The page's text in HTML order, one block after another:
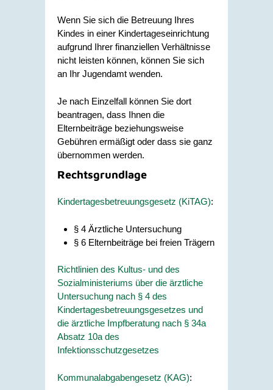
Wenn Sie sich die Betreuung Ihres
Kindes in einer Kindertageseinrichtung
aufgrund Ihrer finanziellen Verhältnisse
nicht leisten können, können Sie sich
an Ihr Jugendamt wenden.
Je nach Einzelfall können Sie dort
beantragen, dass Ihnen die
Elternbeiträge beziehungsweise
Gebühren ermäßigt oder dass sie ganz
übernommen werden.
Rechtsgrundlage
Kindertagesbetreuungsgesetz (KiTAG):
§ 4 Ärztliche Untersuchung
§ 6 Elternbeiträge bei freien Trägern
Richtlinien des Kultus- und des
Sozialministeriums über die ärztliche
Untersuchung nach § 4 des
Kindertagesbetreuungsgesetzes und
die ärztliche Impfberatung nach § 34a
Absatz 10a des
Infektionsschutzgesetzes
Kommunalabgabengesetz (KAG):